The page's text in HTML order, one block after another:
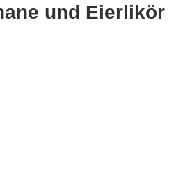
und Eierlikör